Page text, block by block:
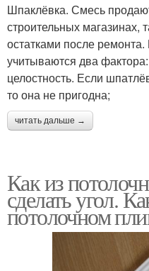
Шпаклёвка. Смесь
строительных магазинах,
остатками после
учитываются два
целостность. Если
то она не пригодна;
читать дальше →
Как из
сделать угол.
потолочном